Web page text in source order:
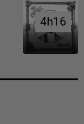
4h16
4h16